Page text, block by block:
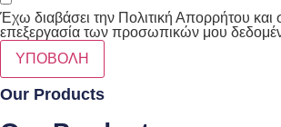
Έχω διαβάσει την Πολιτική Απορρήτου και
επεξεργασία των προσωπικών μου
ΥΠΟΒΟΛΗ
Our Products